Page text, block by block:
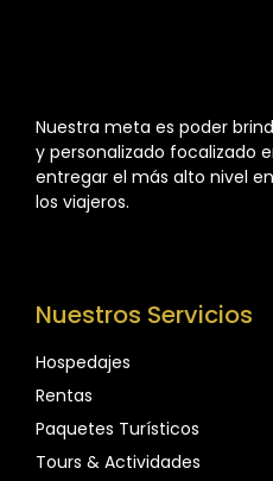
Nuestra meta es poder
y personalizado focalizado
entregar el más alto nivel
los viajeros.
Nuestros Servicios
Hospedajes
Rentas
Paquetes Turísticos
Tours & Actividades